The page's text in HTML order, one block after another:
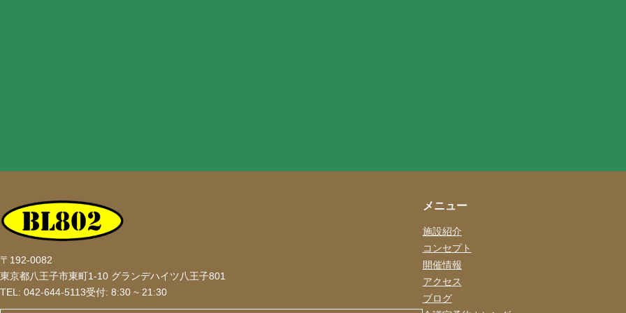
〒192-0082
東京都八王子市東町1-10 グランデハイツ八王子801
TEL: 042-644-5113受付: 8:30 ~ 21:30
メニュー
施設紹介
コンセプト
開催情報
アクセス
ブログ